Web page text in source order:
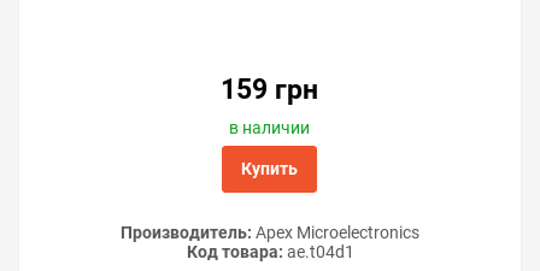
159 грн
в наличии
Купить
Производитель: Apex Microelectronics
Код товара: ae.t04d1